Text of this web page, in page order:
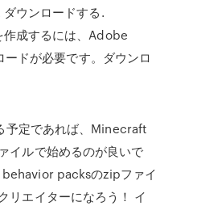
ウンロードする.
作成するには、Adobe
ドが必要です。ダウンロ
予定であれば、Minecraft
イルで始めるのが良いで
packsのzipファイ
リエイターになろう！ イ